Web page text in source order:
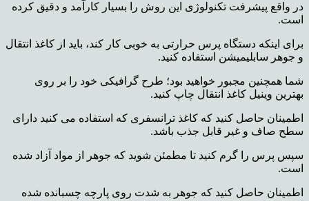
در واقع پیشرفت تکنولوژی این روش را بسیار کارآمد و دقیق کرده
است.
برای اینکه دستگاه پرس حرارتی به خوبی کار کند، باید از کاغذ انتقال
و جوهر سابلیمیشن استفاده کنید.
شما همچنین مجبور خواهید بود؛ طرح گرافیکی خود را بر روی
بهترین وینیل کاغذ انتقال چاپ کنید.
اطمینان حاصل کنید که کاغذ ترانسفری که استفاده می کنید دارای
سطح صاف و غیر قابل جذب باشد.
سپس پرس را گرم کنید تا مطمئن شوید که جوهر از مواد آزاد شده
است.
اطمینان حاصل کنید که جوهر به شدت روی پارچه چسبانده شده